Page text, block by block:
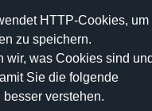
HTTP-Cookies, um
zu speichern.
wir, was Cookies sind
Sie die folgende
verstehen.